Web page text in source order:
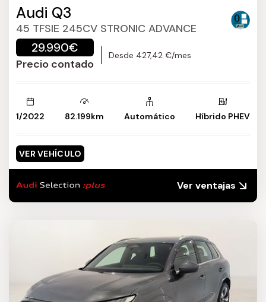
Audi Q3
45 TFSIE 245CV STRONIC ADVANCE
29.990€
Precio contado
Desde 427,42 €/mes
1/2022 82.199km Automático Híbrido PHEV
VER VEHÍCULO
Ver ventajas